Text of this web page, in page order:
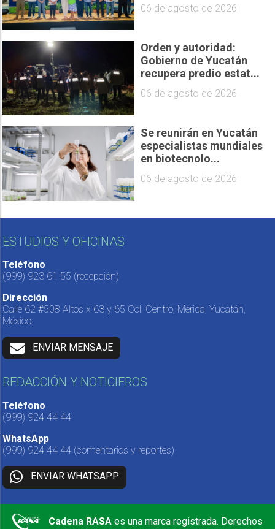
06 de agosto de 2026
Orden y autoridad:
Gobierno de Yucatán
recupera predio estat...
06 de agosto de 2026
Se reunirán en Yucatán
especialistas mundiales
en biotecnolo...
06 de agosto de 2026
ESTUDIOS Y OFICINAS
Teléfono
(999) 923 61 55 (recepción)
Dirección
Calle 62 #508 Altos x 63 y 65 Col. Centro, Mérida, Yucatán,
México.
ENVIAR MENSAJE
REDACCIÓN Y NOTICIEROS
Teléfono
(999) 924 44 44
WhatsApp
(999) 924 44 44 (comentarios y reportes)
ENVIAR WHATSAPP
Cadena RASA es una marca registrada. Derechos